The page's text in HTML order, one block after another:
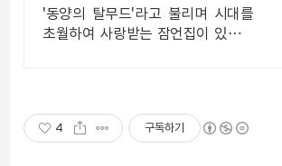
'동양의 탈무드'라고 불리며 시대를
초월하여 사랑받는 잠언집이 있습니
4 구독하기